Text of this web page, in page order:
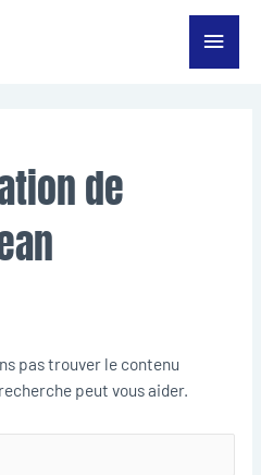
Menu
de
pas trouver le contenu
peut vous aider.